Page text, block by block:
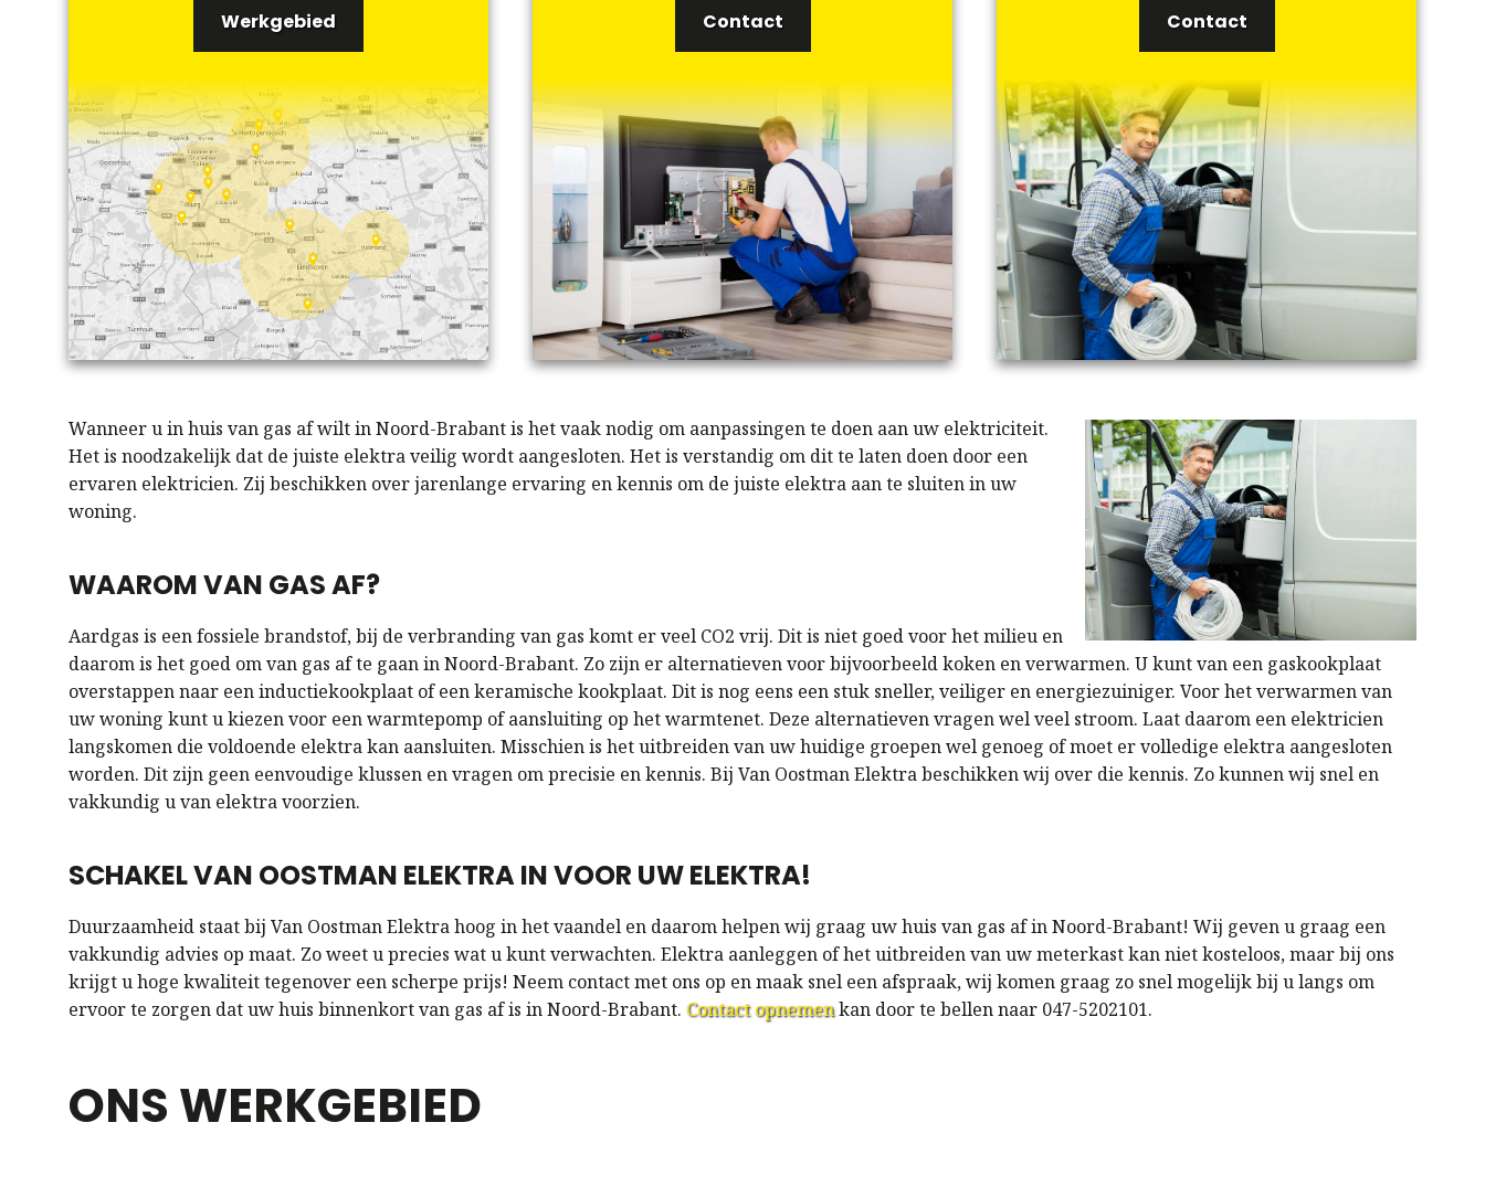
Werkgebied Contact Contact
Wanneer u in huis van gas af wilt in Noord-Brabant is het vaak nodig om aanpassingen te doen aan uw elektriciteit.
Het is noodzakelijk dat de juiste elektra veilig wordt aangesloten. Het is verstandig om dit te laten doen door een
ervaren elektricien. Zij beschikken over jarenlange ervaring en kennis om de juiste elektra aan te sluiten in uw
woning.
WAAROM VAN GAS AF?
Aardgas is een fossiele brandstof, bij de verbranding van gas komt er veel CO2 vrij. Dit is niet goed voor het milieu en
daarom is het goed om van gas af te gaan in Noord-Brabant. Zo zijn er alternatieven voor bijvoorbeeld koken en verwarmen. U kunt van een gaskookplaat
overstappen naar een inductiekookplaat of een keramische kookplaat. Dit is nog eens een stuk sneller, veiliger en energiezuiniger. Voor het verwarmen van
uw woning kunt u kiezen voor een warmtepomp of aansluiting op het warmtenet. Deze alternatieven vragen wel veel stroom. Laat daarom een elektricien
langskomen die voldoende elektra kan aansluiten. Misschien is het uitbreiden van uw huidige groepen wel genoeg of moet er volledige elektra aangesloten
worden. Dit zijn geen eenvoudige klussen en vragen om precisie en kennis. Bij Van Oostman Elektra beschikken wij over die kennis. Zo kunnen wij snel en
vakkundig u van elektra voorzien.
SCHAKEL VAN OOSTMAN ELEKTRA IN VOOR UW ELEKTRA!
Duurzaamheid staat bij Van Oostman Elektra hoog in het vaandel en daarom helpen wij graag uw huis van gas af in Noord-Brabant! Wij geven u graag een
vakkundig advies op maat. Zo weet u precies wat u kunt verwachten. Elektra aanleggen of het uitbreiden van uw meterkast kan niet kosteloos, maar bij ons
krijgt u hoge kwaliteit tegenover een scherpe prijs! Neem contact met ons op en maak snel een afspraak, wij komen graag zo snel mogelijk bij u langs om
ervoor te zorgen dat uw huis binnenkort van gas af is in Noord-Brabant. Contact opnemenkan door te bellen naar 047-5202101.
ONS WERKGEBIED